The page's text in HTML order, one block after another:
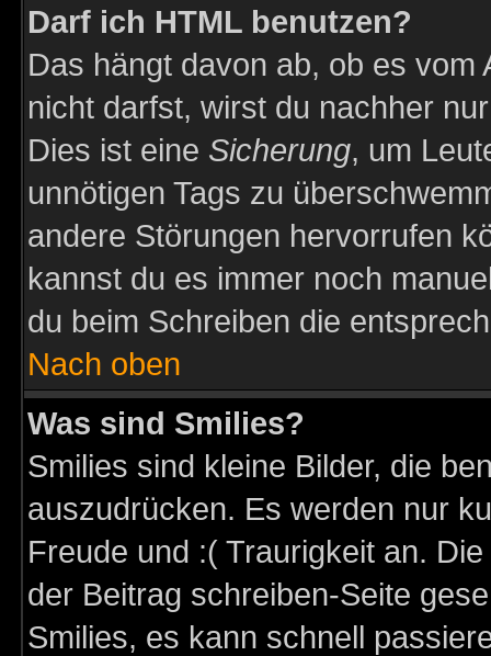
Darf ich HTML benutzen?
Das hängt davon ab, ob es
nicht darfst, wirst du nachher
Dies ist eine Sicherung, um
unnötigen Tags zu
andere Störungen hervorrufen
kannst du es immer noch
du beim Schreiben die
Nach oben
Was sind Smilies?
Smilies sind kleine Bilder, die
auszudrücken. Es werden nur
Freude und :( Traurigkeit an.
der Beitrag schreiben-Seite
Smilies, es kann schnell